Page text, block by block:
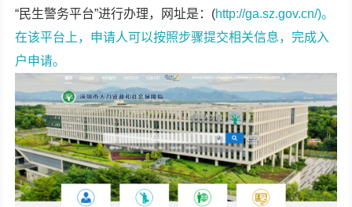
“民生警务平台”进行办理，网址是：(http://ga.sz.gov.cn/)。
在该平台上，申请人可以按照步骤提交相关信息，完成入
户申请。